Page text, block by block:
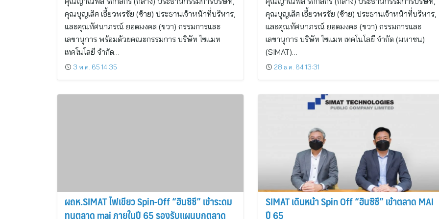
คุณบุญเลิศ เอี้ยวพรชัย (ซ้าย) ประธานเจ้าหน้าที่บริหาร,
และคุณทัศนาภรณ์ ยอดมงคล (ขวา) กรรมการและ
เลขานุการ พร้อมด้วยคณะกรรมการ บริษัท ไซแมท
เทคโนโลยี จำกัด…
3 พ.ค. 65 14:35
คุณบุญเลิศ เอี้ยวพรชัย (ซ้าย) ประธานเจ้าหน้าที่บริหาร,
และคุณทัศนาภรณ์ ยอดมงคล (ขวา) กรรมการและ
เลขานุการ บริษัท ไซแมท เทคโนโลยี จำกัด (มหาชน)
(SIMAT)…
28 ธ.ค. 64 13:31
ผถห.SIMAT ไฟเขียว Spin-Off “ฮินซิซึ” เข้าระดม
ทุนตลาด mai ภายในปี 65 รองรับแผนบุกตลาด
SIMAT เดินหน้า Spin Off “ฮินซิซึ” เข้าตลาด MAI
ปี 65